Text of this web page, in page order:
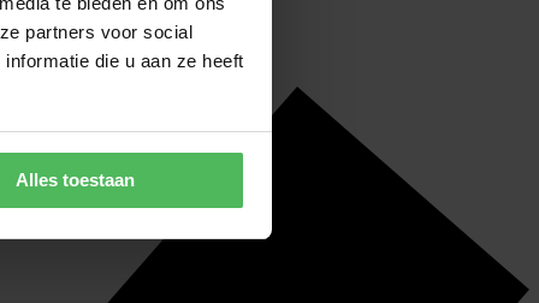
partners voor social
die u aan ze heeft
Alles toestaan